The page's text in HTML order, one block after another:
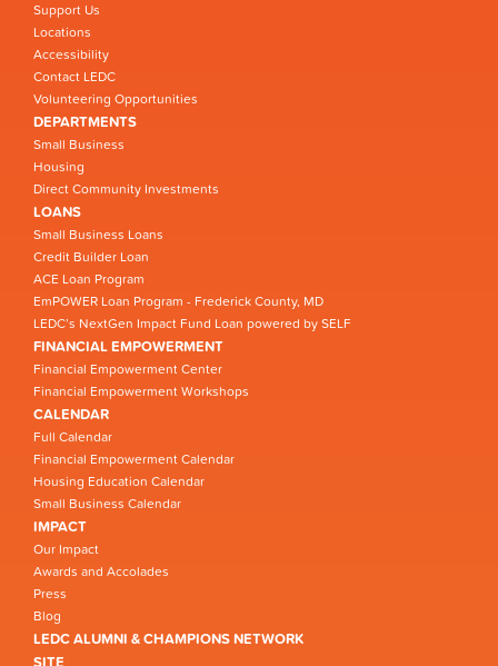
Support Us
Locations
Accessibility
Contact LEDC
Volunteering Opportunities
DEPARTMENTS
Small Business
Housing
Direct Community Investments
LOANS
Small Business Loans
Credit Builder Loan
ACE Loan Program
EmPOWER Loan Program - Frederick County, MD
LEDC’s NextGen Impact Fund Loan powered by SELF
FINANCIAL EMPOWERMENT
Financial Empowerment Center
Financial Empowerment Workshops
CALENDAR
Full Calendar
Financial Empowerment Calendar
Housing Education Calendar
Small Business Calendar
IMPACT
Our Impact
Awards and Accolades
Press
Blog
LEDC ALUMNI & CHAMPIONS NETWORK